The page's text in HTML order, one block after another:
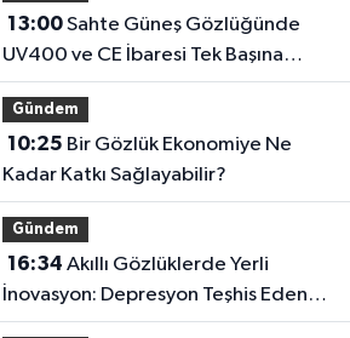
13:00Sahte Güneş Gözlüğünde
UV400 ve CE İbaresi Tek Başına
Yeterli mi?
Gündem
10:25
Kadar Katkı Sağlayabilir?
Gündem
16:34
İnovasyon: Depresyon Teşhis Eden
Gözlüğe Türkpatent Onayı